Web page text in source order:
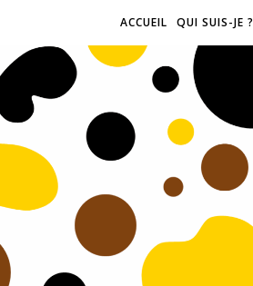
ACCUEIL QUI SUIS-JE ?